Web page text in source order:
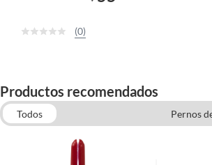
(0)
Productos recomendados
Todos
Pernos
Accesorios para Herramientas Eléctricas